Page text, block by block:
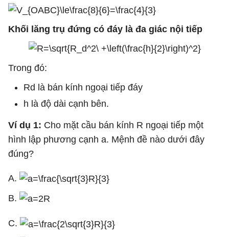
Khối lăng trụ đứng có đáy là đa giác nội tiếp
Trong đó:
Rd là bán kính ngoại tiếp đáy
h là độ dài cạnh bên.
Ví dụ 1: Cho mặt cầu bán kính R ngoại tiếp một
hình lập phương cạnh a. Mệnh đề nào dưới đây
đúng?
A.
B.
C.